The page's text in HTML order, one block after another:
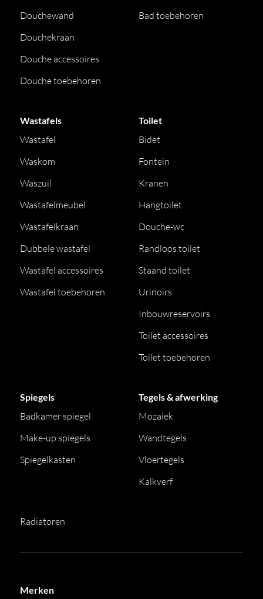
Douchewand
Douchekraan
Douche accessoires
Douche toebehoren
Bad toebehoren
Wastafels
Wastafel
Waskom
Waszuil
Wastafelmeubel
Wastafelkraan
Dubbele wastafel
Wastafel accessoires
Wastafel toebehoren
Toilet
Bidet
Fontein
Kranen
Hangtoilet
Douche-wc
Randloos toilet
Staand toilet
Urinoirs
Inbouwreservoirs
Toilet accessoires
Toilet toebehoren
Spiegels
Badkamer spiegel
Make-up spiegels
Spiegelkasten
Tegels & afwerking
Mozaiek
Wandtegels
Vloertegels
Kalkverf
Radiatoren
Merken